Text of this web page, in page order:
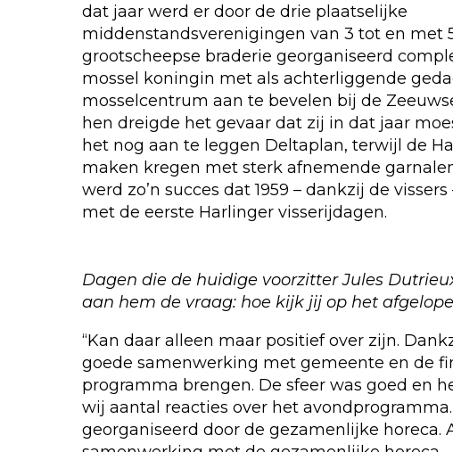
dat jaar werd er door de drie plaatselijke
middenstandsverenigingen van 3 tot en met
grootscheepse braderie georganiseerd
mossel koningin met als achterliggende
mosselcentrum aan te bevelen bij de
hen dreigde het gevaar dat zij in dat jaar
het nog aan te leggen Deltaplan, terwijl de
maken kregen met sterk afnemende
werd zo’n succes dat 1959 – dankzij de
met de eerste Harlinger visserijdagen.
Dagen die de huidige voorzitter Jules
aan hem de vraag: hoe kijk jij op het
“Kan daar alleen maar positief over zijn.
goede samenwerking met gemeente en de
programma brengen. De sfeer was goed en
wij aantal reacties over het
georganiseerd door de gezamenlijke